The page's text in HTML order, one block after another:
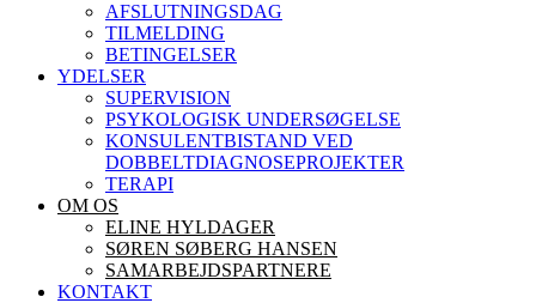
AFSLUTNINGSDAG
TILMELDING
BETINGELSER
YDELSER
SUPERVISION
PSYKOLOGISK UNDERSØGELSE
KONSULENTBISTAND VED
DOBBELTDIAGNOSEPROJEKTER
TERAPI
OM OS
ELINE HYLDAGER
SØREN SØBERG HANSEN
SAMARBEJDSPARTNERE
KONTAKT